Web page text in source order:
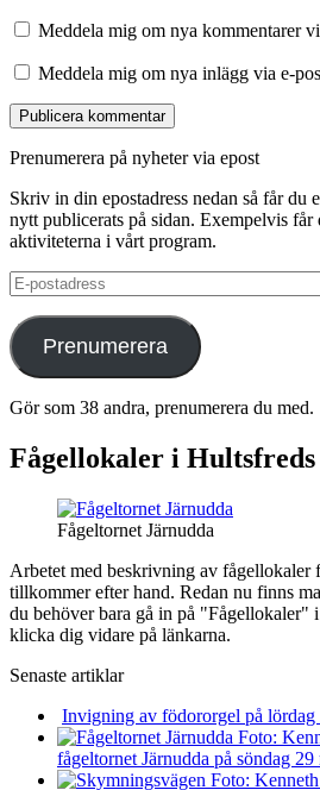
Meddela mig om nya kommentarer
Meddela mig om nya inlägg via e-
Prenumerera på nyheter via epost
Skriv in din epostadress nedan så får du
nytt publicerats på sidan. Exempelvis får
aktiviteterna i vårt program.
E-
postadress
Prenumerera
Gör som 38 andra, prenumerera du med.
Fågellokaler i
Fågeltornet Järnudda
Arbetet med beskrivning av fågellokaler
tillkommer efter hand. Redan nu finns
du behöver bara gå in på "Fågellokaler"
klicka dig vidare på länkarna.
Senaste artiklar
Invigning av födororgel på
fågeltornet Järnudda på söndag 29